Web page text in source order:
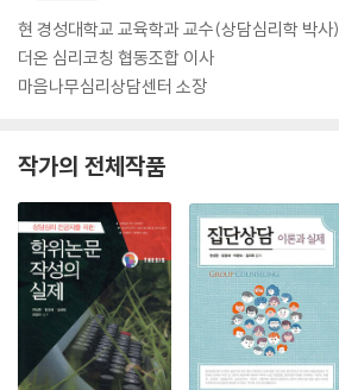
현 경성대학교 교육학과 교수(상담심리학 박사)
더온 심리코칭 협동조합 이사
마음나무심리상담센터 소장
작가의 전체작품